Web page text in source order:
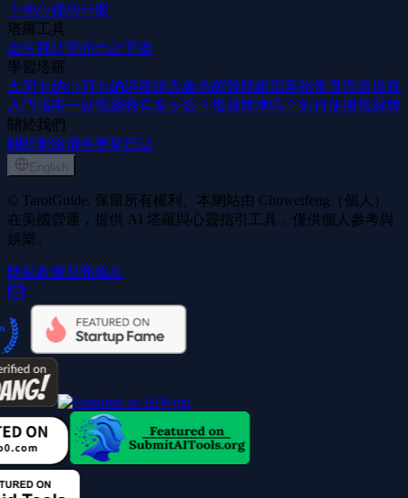
卜他心裡想什麼
塔羅工具
出生牌計算組合計算器
學習塔羅
大阿卡納小阿卡納塔羅牌含義塔羅牌牌組部落格常見問題塔羅
入門指南一副塔羅牌有多少張？ 塔羅牌準嗎？ 如何使用塔羅牌
關於我們
關於聯絡價格更新日誌
English
© TarotGuide. 保留所有權利。本網站由 Chuweifeng（個人）
在美國營運，提供 AI 塔羅與心靈指引工具，僅供個人參考與
娛樂。
隱私政策服務條款